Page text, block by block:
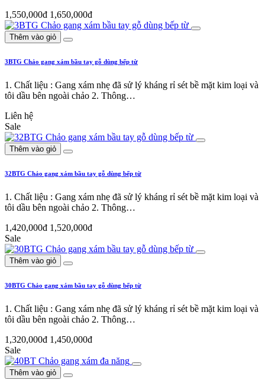
1,550,000đ 1,650,000đ
Thêm vào giỏ
3BTG Chảo gang xám bầu tay gỗ dùng bếp từ
1. Chất liệu : Gang xám nhẹ đã sử lý kháng rỉ sét bề mặt kim loại và
tôi dầu bên ngoài chảo 2. Thông…
Liên hệ
Sale
Thêm vào giỏ
32BTG Chảo gang xám bầu tay gỗ dùng bếp từ
1. Chất liệu : Gang xám nhẹ đã sử lý kháng rỉ sét bề mặt kim loại và
tôi dầu bên ngoài chảo 2. Thông…
1,420,000đ 1,520,000đ
Sale
Thêm vào giỏ
30BTG Chảo gang xám bầu tay gỗ dùng bếp từ
1. Chất liệu : Gang xám nhẹ đã sử lý kháng rỉ sét bề mặt kim loại và
tôi dầu bên ngoài chảo 2. Thông…
1,320,000đ 1,450,000đ
Sale
Thêm vào giỏ